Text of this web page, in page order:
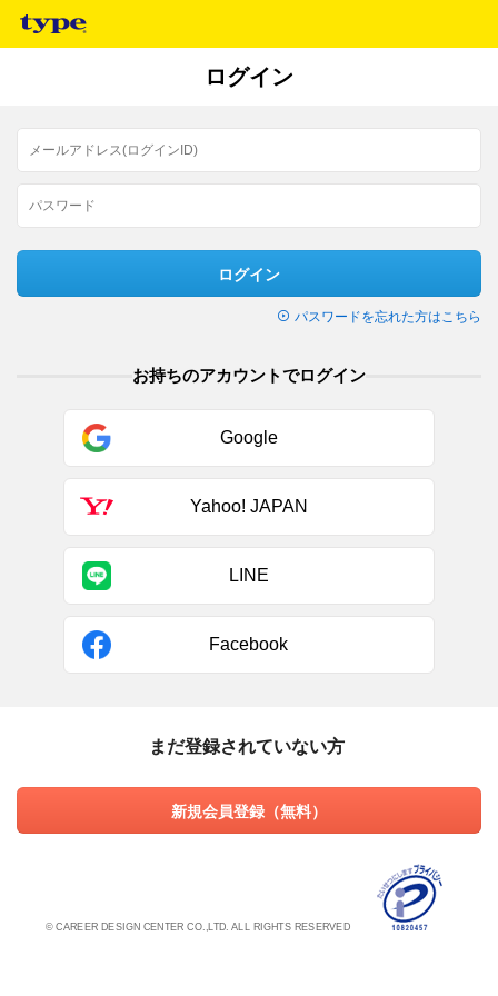
ログイン
ログイン
パスワードを忘れた方はこちら
お持ちのアカウントでログイン
Google
Yahoo! JAPAN
LINE
Facebook
まだ登録されていない方
新規会員登録（無料）
© CAREER DESIGN CENTER CO.,LTD. ALL RIGHTS RESERVED